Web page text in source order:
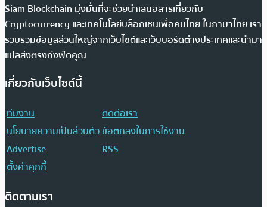
Siam Blockchain มุ่งมั่นที่จะช่วยนำเสนอสารเกี่ยวกับ
Cryptocurrency และเทคโนโลยีบล็อกเชนเพื่อคนไทย ในภาษาไทย เรา
รวบรวมข้อมูลส่วนใหญ่จากเว็บไซต์และเว็บบอร์ดต่างประเทศและนำมา
แปลส่งตรงถึงฟีดคุณ
เกี่ยวกับเว็บไซต์นี้
ทีมงาน
ติดต่อเรา
นโยบายความเป็นส่วนตัวข้อตกลงในการใช้งาน
Advertise
RSS
ตั้งค่าคุกกี้
ติดตามเรา